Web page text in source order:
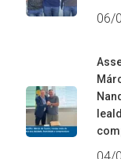
06/